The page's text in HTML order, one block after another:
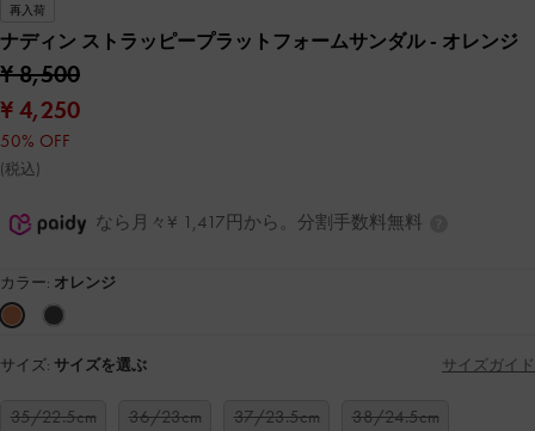
再入荷
ナディン ストラッピープラットフォームサンダル- オレンジ
¥ 8,500
¥ 4,250
50% OFF
(税込)
なら月々¥ 1,417円から。分割手数料無料
カラー: オレンジ
サイズ: サイズを選ぶ サイズガイド
35/22.5cm 36/23cm 37/23.5cm 38/24.5cm